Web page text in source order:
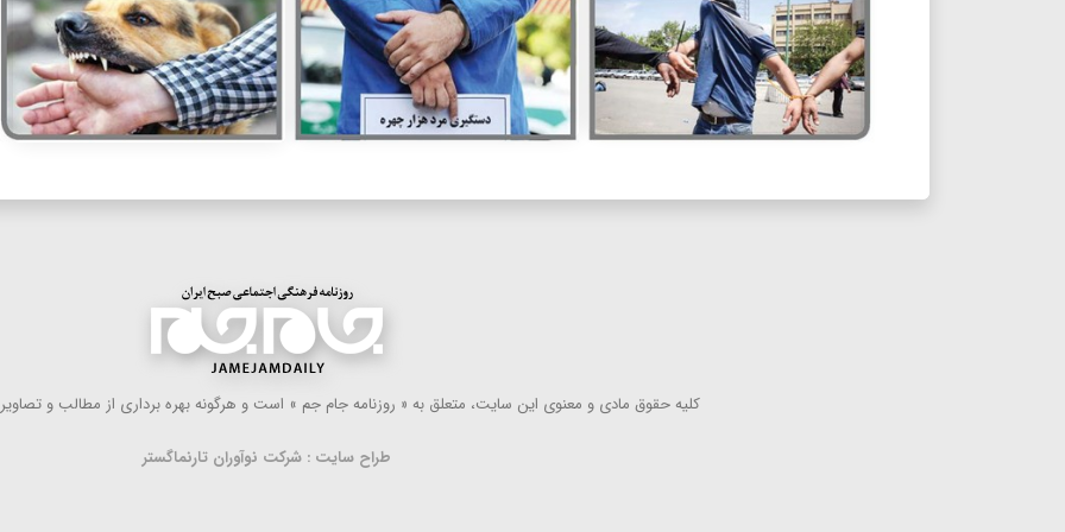
كلیه حقوق مادی و معنوی این سایت، متعلق به « روزنامه جام جم » است و هرگونه بهره ‌برداری از مطالب و
طراح سایت : شرکت نوآوران تارنماگستر